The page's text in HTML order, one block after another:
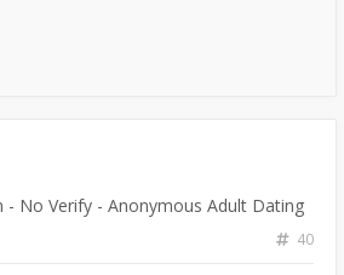
- No Verify - Anonymous Adult Dating
40